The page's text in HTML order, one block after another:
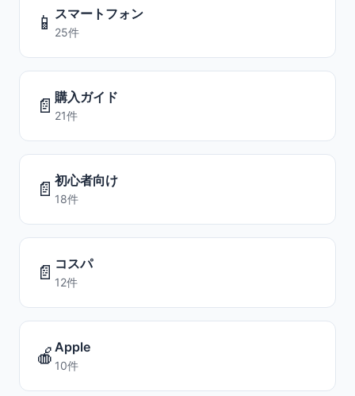
📱 スマートフォン
25件
📄 購入ガイド
21件
📄 初心者向け
18件
📄 コスパ
12件
🍎 Apple
10件